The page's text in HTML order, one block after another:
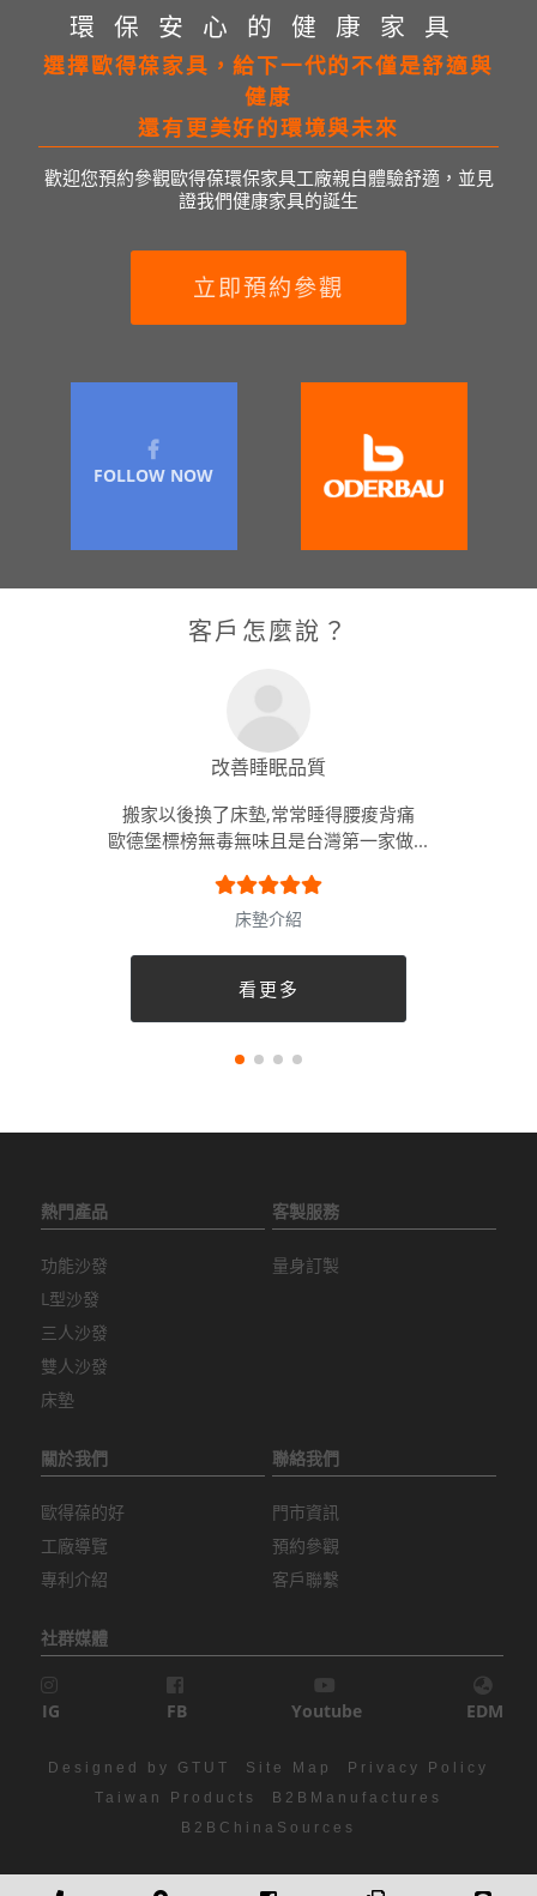
環保安心的健康家具
選擇歐得葆家具，給下一代的不僅是舒適與
健康
還有更美好的環境與未來
歡迎您預約參觀歐得葆環保家具工廠親自體驗舒適，並見
證我們健康家具的誕生
立即預約參觀
FOLLOW NOW
客戶怎麼說？
改善睡眠品質
搬家以後換了床墊,常常睡得腰痠背痛
歐德堡標榜無毒無味且是台灣第一家做...
床墊介紹
看更多
熱門產品
功能沙發
L型沙發
三人沙發
雙人沙發
床墊
客製服務
量身訂製
關於我們
歐得葆的好
工廠導覽
專利介紹
聯絡我們
門市資訊
預約參觀
客戶聯繫
社群媒體
IG FB Youtube EDM
Designed by GTUT Site Map
Privacy Policy
Taiwan Products
B2BManufactures
B2BChinaSources